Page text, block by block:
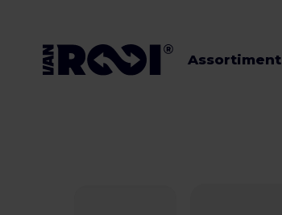
Assortiment